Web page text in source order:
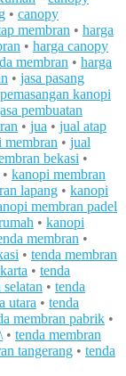
• canopy
membran • harga
• harga canopy
membran • harga
• jasa pasang
kanopi
pembuatan
• jua • jual atap
membran • jual
bekasi •
• kanopi membran
lapang • kanopi
membran padel
• kanopi
membran •
• tenda membran
• tenda
• tenda
utara • tenda
membran pabrik •
• tenda membran
tangerang • tenda